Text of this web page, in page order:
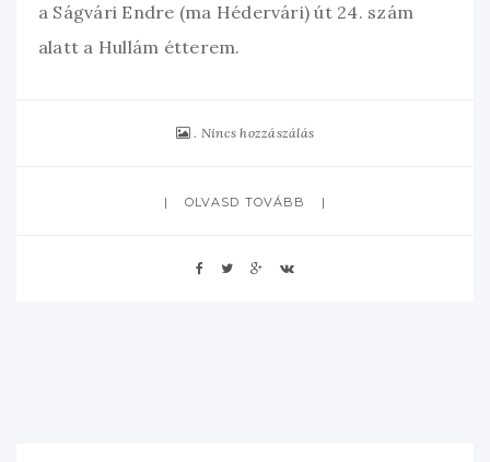
a Ságvári Endre (ma Hédervári) út 24. szám
alatt a Hullám étterem.
Nincs hozzászálás
OLVASD TOVÁBB